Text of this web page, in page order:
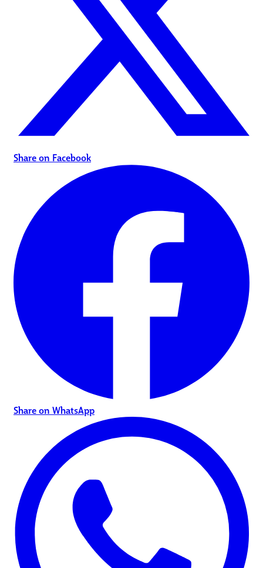
Share on Facebook
Share on WhatsApp